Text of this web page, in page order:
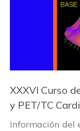
XXXVI Curso
y PET/TC
Información del